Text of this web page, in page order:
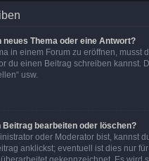
neues Thema oder eine Antwort?
in einem Forum zu eröffnen, musst
du einen Beitrag schreiben kannst.
usw.
Beitrag bearbeiten oder löschen?
oder Moderator bist, kannst
anklickst; eventuell ist dies nur